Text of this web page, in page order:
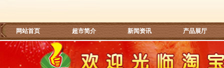
网站首页 超市简介 新闻资讯 产品展厅